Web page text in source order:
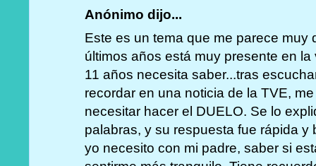
Anónimo dijo...
Este es un tema que me parece muy
últimos años está muy presente en
11 años necesita saber...tras
recordar en una noticia de la TVE,
necesitar hacer el DUELO. Se lo
palabras, y su respuesta fue rápida y
yo necesito con mi padre, saber si